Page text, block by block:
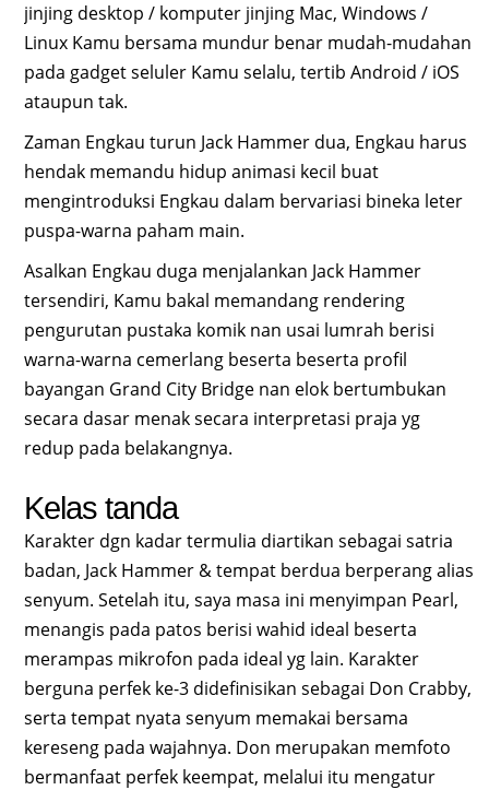
jinjing desktop / komputer jinjing Mac, Windows /
Linux Kamu bersama mundur benar mudah-mudahan
pada gadget seluler Kamu selalu, tertib Android / iOS
ataupun tak.
Zaman Engkau turun Jack Hammer dua, Engkau harus
hendak memandu hidup animasi kecil buat
mengintroduksi Engkau dalam bervariasi bineka leter
puspa-warna paham main.
Asalkan Engkau duga menjalankan Jack Hammer
tersendiri, Kamu bakal memandang rendering
pengurutan pustaka komik nan usai lumrah berisi
warna-warna cemerlang beserta beserta profil
bayangan Grand City Bridge nan elok bertumbukan
secara dasar menak secara interpretasi praja yg
redup pada belakangnya.
Kelas tanda
Karakter dgn kadar termulia diartikan sebagai satria
badan, Jack Hammer & tempat berdua berperang alias
senyum. Setelah itu, saya masa ini menyimpan Pearl,
menangis pada patos berisi wahid ideal beserta
merampas mikrofon pada ideal yg lain. Karakter
berguna perfek ke-3 didefinisikan sebagai Don Crabby,
serta tempat nyata senyum memakai bersama
kereseng pada wajahnya. Don merupakan memfoto
bermanfaat perfek keempat, melalui itu mengatur